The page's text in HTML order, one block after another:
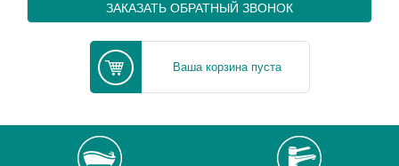
ЗАКАЗАТЬ ОБРАТНЫЙ ЗВОНОК
Ваша корзина пуста